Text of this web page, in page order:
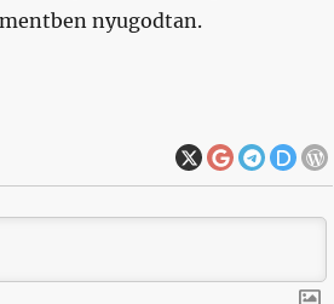
nyugodtan.